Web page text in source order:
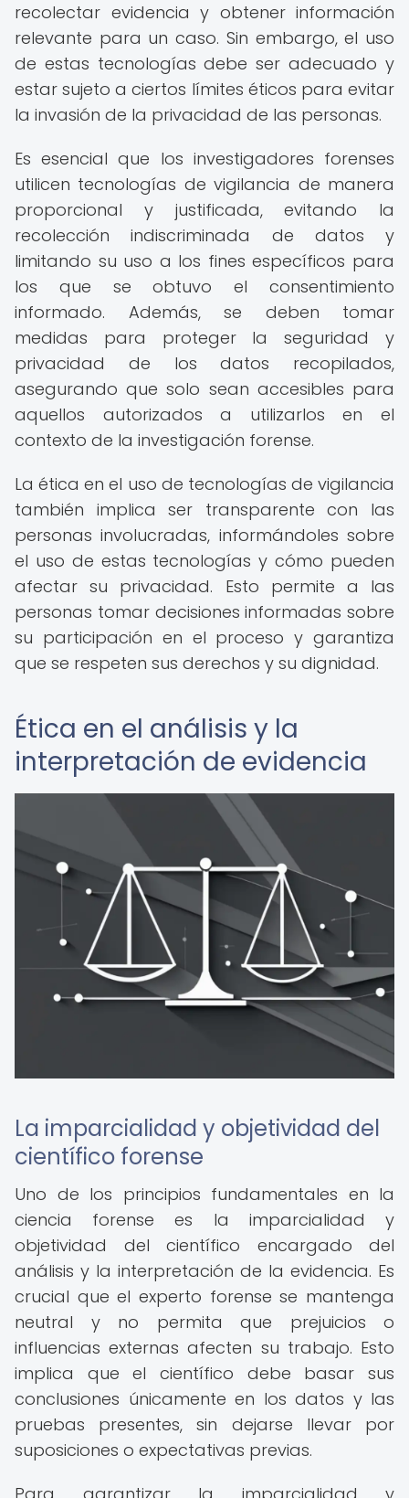
recolectar evidencia y obtener información
relevante para un caso. Sin embargo, el uso
de estas tecnologías debe ser adecuado y
estar sujeto a ciertos límites éticos para evitar
la invasión de la privacidad de las personas.
Es esencial que los investigadores forenses
utilicen tecnologías de vigilancia de manera
proporcional y justificada, evitando la
recolección indiscriminada de datos y
limitando su uso a los fines específicos para
los que se obtuvo el consentimiento
informado. Además, se deben tomar
medidas para proteger la seguridad y
privacidad de los datos recopilados,
asegurando que solo sean accesibles para
aquellos autorizados a utilizarlos en el
contexto de la investigación forense.
La ética en el uso de tecnologías de vigilancia
también implica ser transparente con las
personas involucradas, informándoles sobre
el uso de estas tecnologías y cómo pueden
afectar su privacidad. Esto permite a las
personas tomar decisiones informadas sobre
su participación en el proceso y garantiza
que se respeten sus derechos y su dignidad.
Ética en el análisis y la
interpretación de evidencia
La imparcialidad y objetividad del
científico forense
Uno de los principios fundamentales en la
ciencia forense es la imparcialidad y
objetividad del científico encargado del
análisis y la interpretación de la evidencia. Es
crucial que el experto forense se mantenga
neutral y no permita que prejuicios o
influencias externas afecten su trabajo. Esto
implica que el científico debe basar sus
conclusiones únicamente en los datos y las
pruebas presentes, sin dejarse llevar por
suposiciones o expectativas previas.